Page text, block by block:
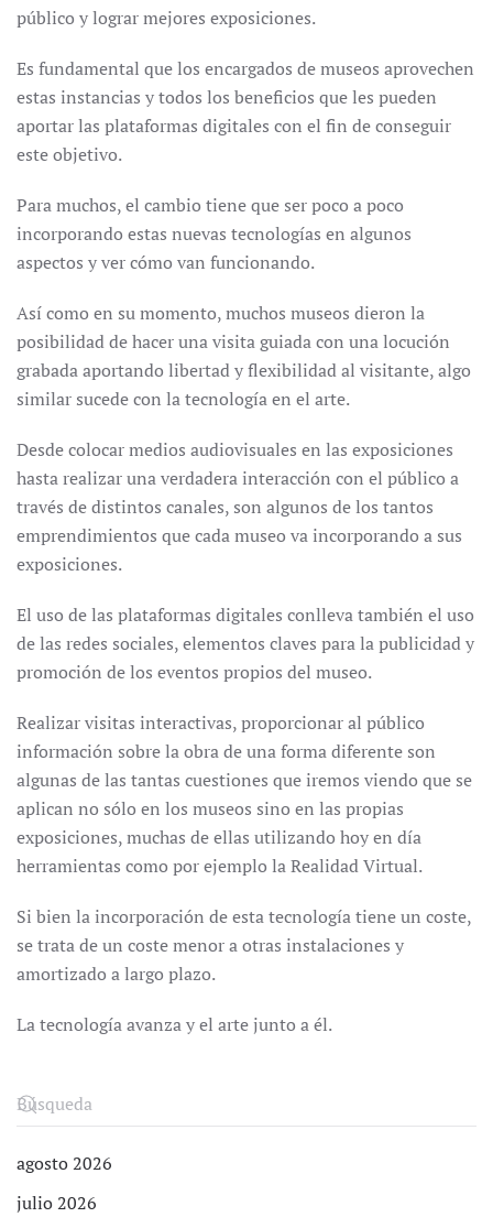
público y lograr mejores exposiciones.
Es fundamental que los encargados de museos aprovechen
estas instancias y todos los beneficios que les pueden
aportar las plataformas digitales con el fin de conseguir
este objetivo.
Para muchos, el cambio tiene que ser poco a poco
incorporando estas nuevas tecnologías en algunos
aspectos y ver cómo van funcionando.
Así como en su momento, muchos museos dieron la
posibilidad de hacer una visita guiada con una locución
grabada aportando libertad y flexibilidad al visitante, algo
similar sucede con la tecnología en el arte.
Desde colocar medios audiovisuales en las exposiciones
hasta realizar una verdadera interacción con el público a
través de distintos canales, son algunos de los tantos
emprendimientos que cada museo va incorporando a sus
exposiciones.
El uso de las plataformas digitales conlleva también el uso
de las redes sociales, elementos claves para la publicidad y
promoción de los eventos propios del museo.
Realizar visitas interactivas, proporcionar al público
información sobre la obra de una forma diferente son
algunas de las tantas cuestiones que iremos viendo que se
aplican no sólo en los museos sino en las propias
exposiciones, muchas de ellas utilizando hoy en día
herramientas como por ejemplo la Realidad Virtual.
Si bien la incorporación de esta tecnología tiene un coste,
se trata de un coste menor a otras instalaciones y
amortizado a largo plazo.
La tecnología avanza y el arte junto a él.
agosto 2026
julio 2026